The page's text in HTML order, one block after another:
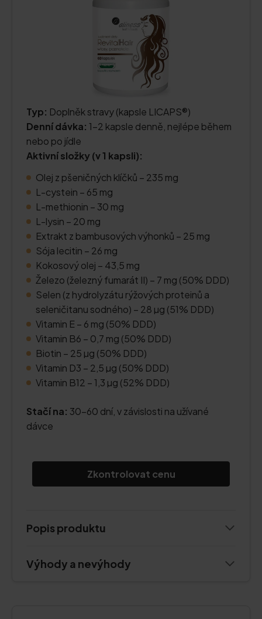
Typ: Doplněk stravy (kapsle LICAPS®)
Denní dávka: 1–2 kapsle denně, nejlépe během
nebo po jídle
Aktivní složky (v 1 kapsli):
Olej z pšeničných klíčků – 235 mg
L-cystein – 65 mg
L-methionin – 30 mg
L-lysin – 20 mg
Extrakt z bambusových výhonků – 25 mg
Sója lecitin – 26 mg
Kokosový olej – 43,5 mg
Železo (železný fumarát II) – 7 mg (50% DDD)
Selen (z hydrolyzátu rýžových proteinů a
seleničitanu sodného) – 28 µg (51% DDD)
Vitamin E – 6 mg (50% DDD)
Vitamin B6 – 0,7 mg (50% DDD)
Biotin – 25 µg (50% DDD)
Vitamin D3 – 2,5 µg (50% DDD)
Vitamin B12 – 1,3 µg (52% DDD)
Stačí na: 30–60 dní, v závislosti na užívané
dávce
Zkontrolovat cenu
Popis produktu
Výhody a nevýhody